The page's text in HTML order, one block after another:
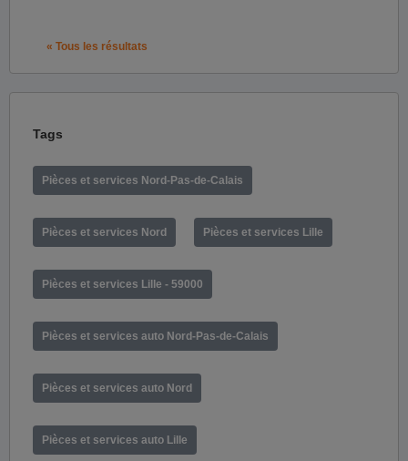
« Tous les résultats
Tags
Pièces et services Nord-Pas-de-Calais
Pièces et services Nord Pièces et services Lille
Pièces et services Lille - 59000
Pièces et services auto Nord-Pas-de-Calais
Pièces et services auto Nord
Pièces et services auto Lille